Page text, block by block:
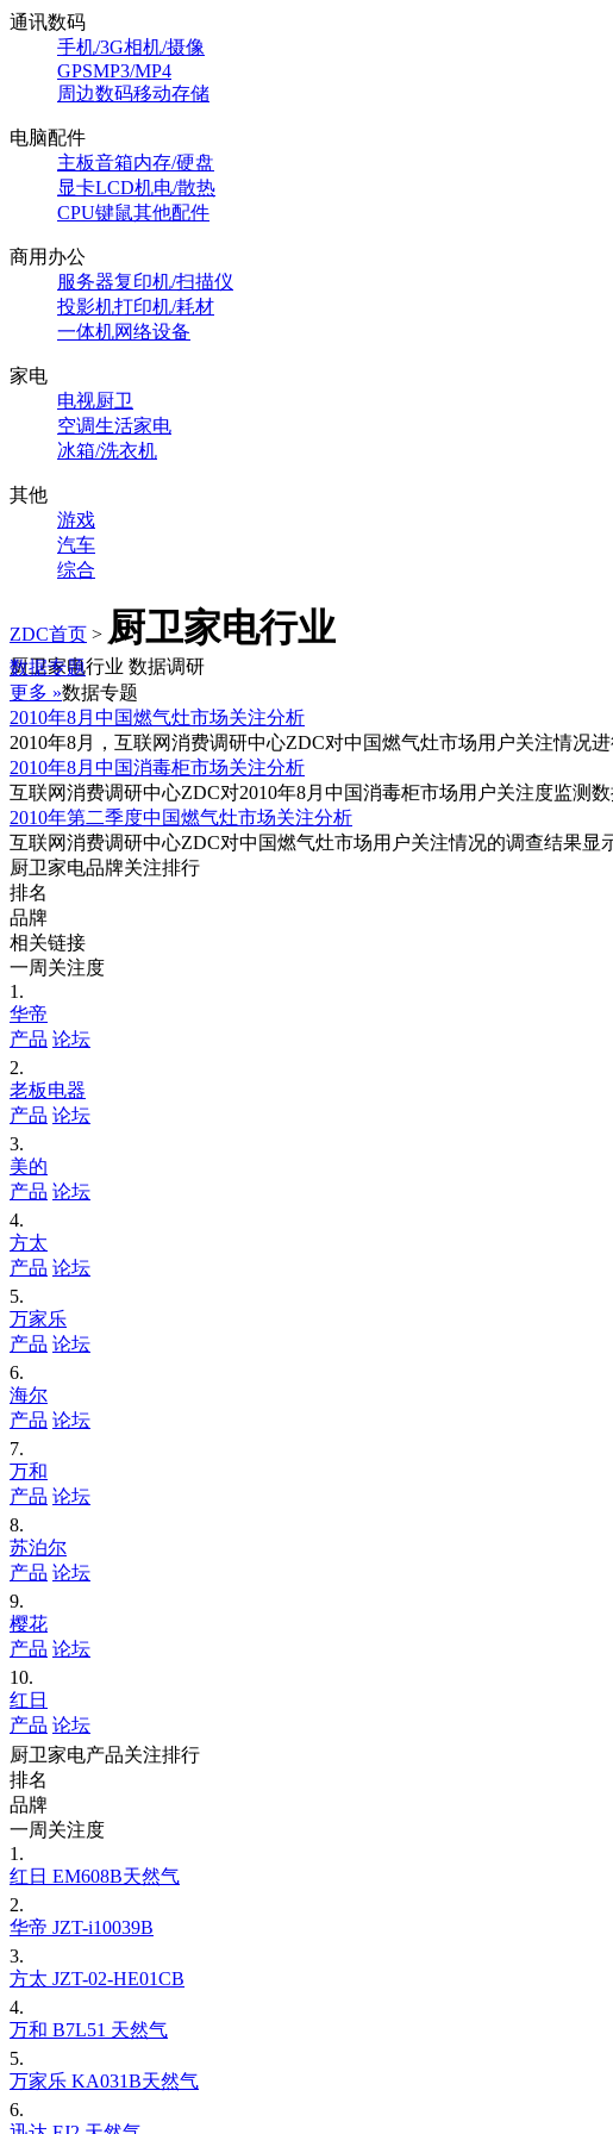
通讯数码
手机/3G相机/摄像
GPSMP3/MP4
周边数码移动存储
电脑配件
主板音箱内存/硬盘
显卡LCD机电/散热
CPU键鼠其他配件
商用办公
服务器复印机/扫描仪
投影机打印机/耗材
一体机网络设备
家电
电视厨卫
空调生活家电
冰箱/洗衣机
其他
游戏
汽车
综合
ZDC首页 > 厨卫家电行业
厨卫家电行业 数据调研
数据专题
更多 »数据专题
2010年8月中国燃气灶市场关注分析
2010年8月，互联网消费调研中心ZDC对中国燃气灶市场用户关注情况
2010年8月中国消毒柜市场关注分析
互联网消费调研中心ZDC对2010年8月中国消毒柜市场用户关注度监测
2010年第二季度中国燃气灶市场关注分析
互联网消费调研中心ZDC对中国燃气灶市场用户关注情况的调查结果
厨卫家电品牌关注排行
排名
品牌
相关链接
一周关注度
1.
华帝
产品 论坛
2.
老板电器
产品 论坛
3.
美的
产品 论坛
4.
方太
产品 论坛
5.
万家乐
产品 论坛
6.
海尔
产品 论坛
7.
万和
产品 论坛
8.
苏泊尔
产品 论坛
9.
樱花
产品 论坛
10.
红日
产品 论坛
厨卫家电产品关注排行
排名
品牌
一周关注度
1.
红日 EM608B天然气
2.
华帝 JZT-i10039B
3.
方太 JZT-02-HE01CB
4.
万和 B7L51 天然气
5.
万家乐 KA031B天然气
6.